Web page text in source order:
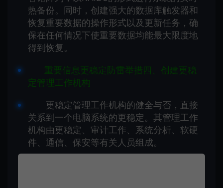
热备份。同时，创建强大的数据库触发器和
恢复重要数据的操作形式以及更新任务，确
保在任何情况下使重要数据均能最大限度地
得到恢复。
重要信息更稳定防雷举措四、创建更稳
定管理工作机构
更稳定管理工作机构的健全与否，直接
关系到一个电脑系统的更稳定。其管理工作
机构由更稳定、审计工作、系统分析、软硬
件、通信、保安等有关人员组成。